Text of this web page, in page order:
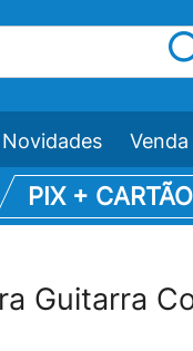
Novidades
PIX +
Guitarra